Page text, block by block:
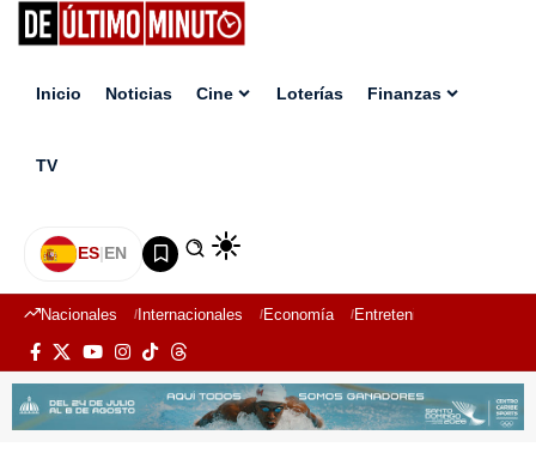
Inicio Noticias Cine Loterías Finanzas
TV
ES|EN
Nacionales Internacionales Economía Entretenimiento